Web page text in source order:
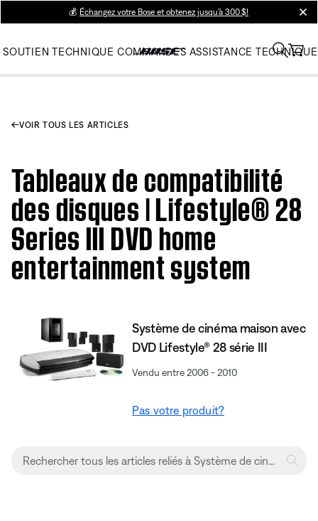
💰 Échangez votre Bose et obtenez jusqu’à 300 $!
SOUTIEN TECHNIQUE COMMANDES ASSISTANCE TECHNIQUE
VOIR TOUS LES ARTICLES
Tableaux de compatibilité
des disques | Lifestyle® 28
Series III DVD home
entertainment system
Système de cinéma maison avec
DVD Lifestyle® 28 série III
Vendu entre 2006 - 2010
Pas votre produit?